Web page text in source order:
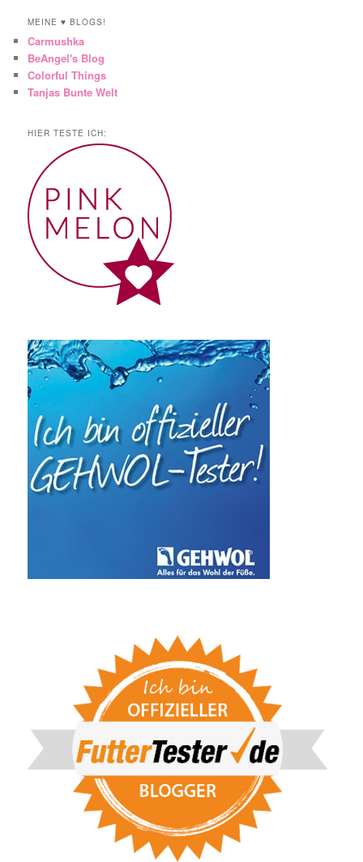
MEINE ♥ BLOGS!
Carmushka
BeAngel's Blog
Colorful Things
Tanjas Bunte Welt
HIER TESTE ICH: